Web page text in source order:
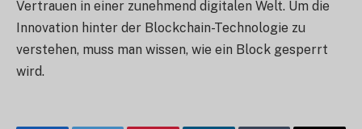
Vertrauen in einer zunehmend digitalen Welt. Um die
Innovation hinter der Blockchain-Technologie zu
verstehen, muss man wissen, wie ein Block gesperrt
wird.